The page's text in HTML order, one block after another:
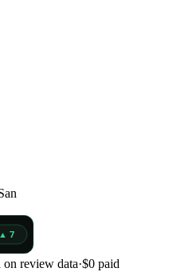
on review data·$0 paid